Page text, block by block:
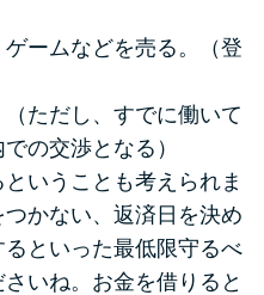
ームなどを売る。（登
ただし、すでに働いて
の交渉となる）
いうことも考えられま
かない、返済日を決め
といった最低限守るべ
いね。お金を借りると